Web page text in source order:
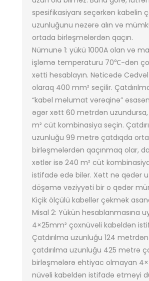
spesifikasiyanı seçərkən kabelin
uzunluğunu nəzərə alın və
ortada birləşmələrdən qaçın.
Nümunə 1: yükü 1000A olan və
işləmə temperaturu 70℃-dən
xətti hesablayın. Nəticədə
olaraq 400 mm² seçilir.
“kabel məlumat vərəqinə”
əgər xətt 60 metrdən
m² cüt kombinasiya seçin.
uzunluğu 99 metrə çatdıqda orta
birləşmələrdən qaçınmaq olar,
xətlər isə 240 m² cüt
istifadə edə bilər. Xətt nə qədər
döşəmə vəziyyəti bir o qədər
Kiçik ölçülü kabellər çəkmək
Misal 2: Yükün hesablanmasına
4×25mm² çoxnüvəli kabeldən
Çatdırılma uzunluğu 124
çatdırılma uzunluğu 425 metrə
birləşmələrə ehtiyac olmayan
nüvəli kabeldən istifadə etməyi